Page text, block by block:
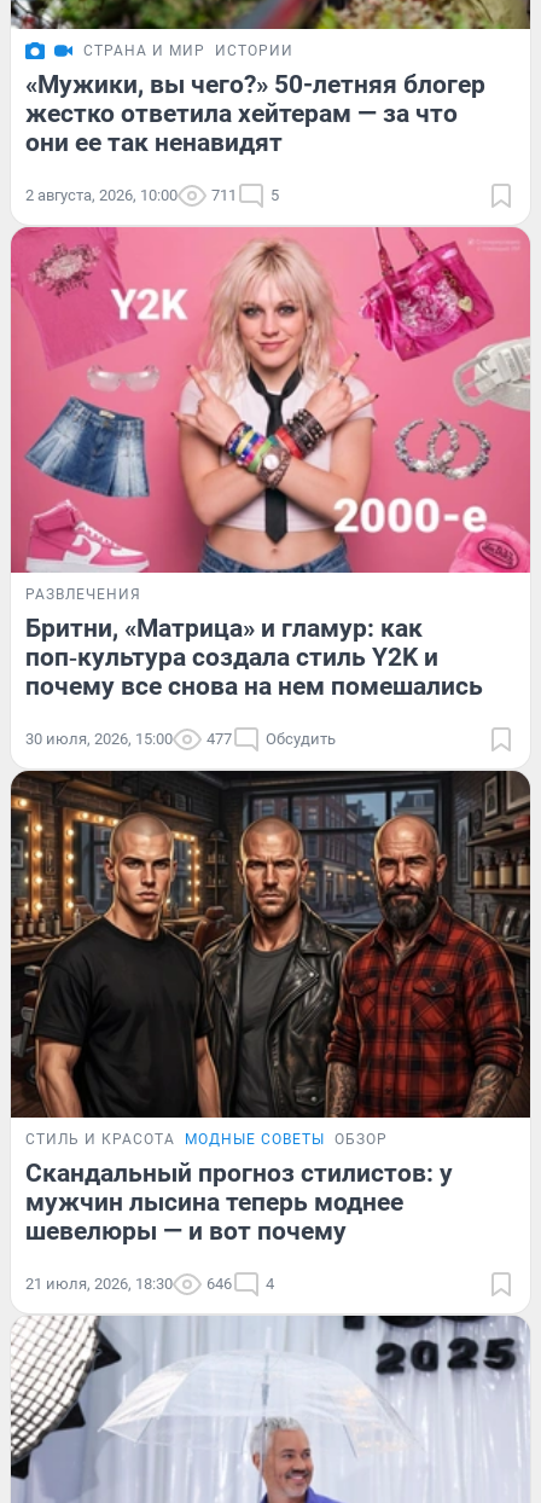
СТРАНА И МИР ИСТОРИИ
«Мужики, вы чего?» 50-летняя блогер
жестко ответила хейтерам — за что
они ее так ненавидят
2 августа, 2026, 10:00 711 5
РАЗВЛЕЧЕНИЯ
Бритни, «Матрица» и гламур: как
поп‑культура создала стиль Y2K и
почему все снова на нем помешались
30 июля, 2026, 15:00 477 Обсудить
СТИЛЬ И КРАСОТА МОДНЫЕ СОВЕТЫ ОБЗОР
Скандальный прогноз стилистов: у
мужчин лысина теперь моднее
шевелюры — и вот почему
21 июля, 2026, 18:30 646 4